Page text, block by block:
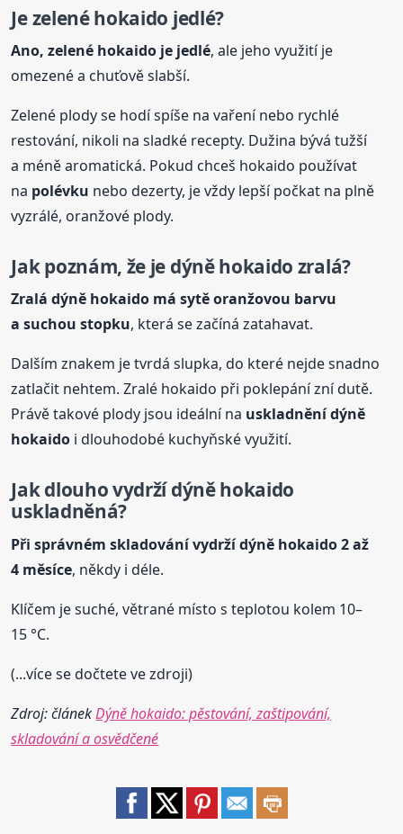
Je zelené hokaido jedlé?
Ano, zelené hokaido je jedlé, ale jeho využití je
omezené a chuťově slabší.
Zelené plody se hodí spíše na vaření nebo rychlé
restování, nikoli na sladké recepty. Dužina bývá tužší
a méně aromatická. Pokud chceš hokaido používat
na polévku nebo dezerty, je vždy lepší počkat na plně
vyzrálé, oranžové plody.
Jak poznám, že je dýně hokaido zralá?
Zralá dýně hokaido má sytě oranžovou barvu
a suchou stopku, která se začíná zatahavat.
Dalším znakem je tvrdá slupka, do které nejde snadno
zatlačit nehtem. Zralé hokaido při poklepání zní dutě.
Právě takové plody jsou ideální na uskladnění dýně
hokaido i dlouhodobé kuchyňské využití.
Jak dlouho vydrží dýně hokaido
uskladněná?
Při správném skladování vydrží dýně hokaido 2 až
4 měsíce, někdy i déle.
Klíčem je suché, větrané místo s teplotou kolem 10–
15 °C.
(...více se dočtete ve zdroji)
Zdroj: článekDýně hokaido: pěstování, zaštipování,
skladování a osvědčené